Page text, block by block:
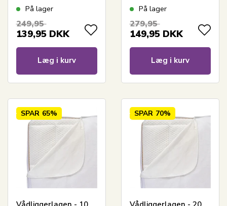
juniorseng -
madrasbeskytter
På lager
249,95
139,95 DKK
Læg i kurv
juniorseng -
madrasbeskytter
På lager
279,95
149,95 DKK
Læg i kurv
SPAR 65% SPAR 70%